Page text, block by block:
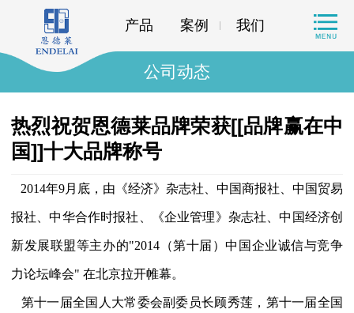
产品 案例 我们
公司动态
热烈祝贺恩德莱品牌荣获[[品牌赢在中
国]]十大品牌称号
2014年9月底，由《经济》杂志社、中国商报社、中国贸易
报社、中华合作时报社、《企业管理》杂志社、中国经济创
新发展联盟等主办的"2014（第十届）中国企业诚信与竞争
力论坛峰会" 在北京拉开帷幕。
第十一届全国人大常委会副委员长顾秀莲，第十一届全国